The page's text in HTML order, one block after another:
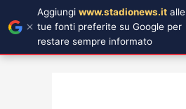
Aggiungi www.stadionews.it alle
tue fonti preferite su Google per
restare sempre informato